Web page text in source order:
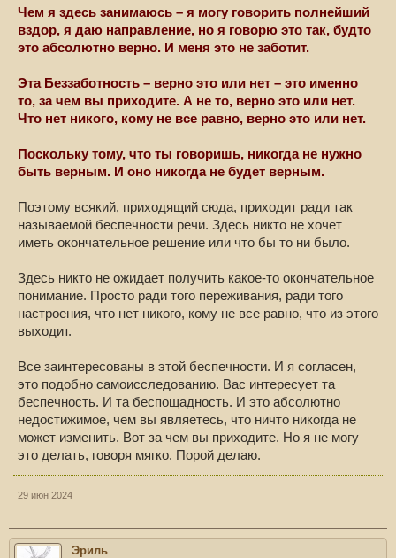
Чем я здесь занимаюсь – я могу говорить полнейший
вздор, я даю направление, но я говорю это так, будто
это абсолютно верно. И меня это не заботит.
Эта Беззаботность – верно это или нет – это именно
то, за чем вы приходите. А не то, верно это или нет.
Что нет никого, кому не все равно, верно это или нет.
Поскольку тому, что ты говоришь, никогда не нужно
быть верным. И оно никогда не будет верным.
Поэтому всякий, приходящий сюда, приходит ради так
называемой беспечности речи. Здесь никто не хочет
иметь окончательное решение или что бы то ни было.
Здесь никто не ожидает получить какое-то окончательное
понимание. Просто ради того переживания, ради того
настроения, что нет никого, кому не все равно, что из этого
выходит.
Все заинтересованы в этой беспечности. И я согласен,
это подобно самоисследованию. Вас интересует та
беспечность. И та беспощадность. И это абсолютно
недостижимое, чем вы являетесь, что ничто никогда не
может изменить. Вот за чем вы приходите. Но я не могу
это делать, говоря мягко. Порой делаю.
29 июн 2024
Эриль